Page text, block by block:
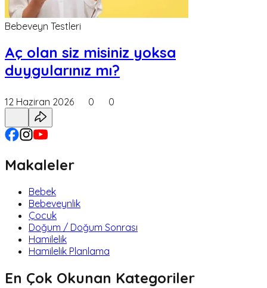
Bebeveyn Testleri
Aç olan siz misiniz yoksa
duygularınız mı?
12 Haziran 2026 0 0
Makaleler
Bebek
Bebeveynlik
Çocuk
Doğum / Doğum Sonrası
Hamilelik
Hamilelik Planlama
En Çok Okunan Kategoriler